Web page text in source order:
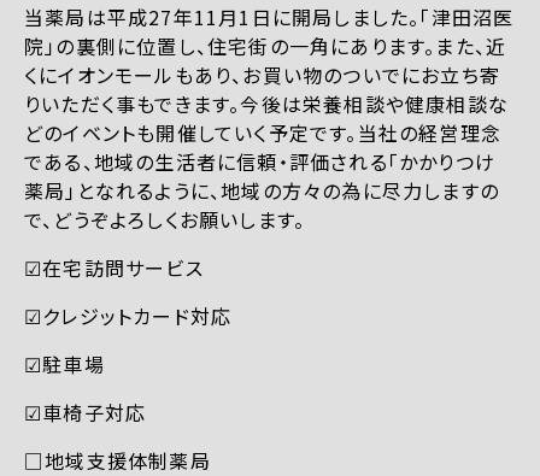
当薬局は平成27年11月1日に開局しました。「津田沼医
院」の裏側に位置し、住宅街の一角にあります。また、近
くにイオンモールもあり、お買い物のついでにお立ち寄
りいただく事もできます。今後は栄養相談や健康相談な
どのイベントも開催していく予定です。当社の経営理念
である、地域の生活者に信頼・評価される「かかりつけ
薬局」となれるように、地域の方々の為に尽力しますの
で、どうぞよろしくお願いします。
☑︎在宅訪問サービス
☑︎クレジットカード対応
☑︎駐車場
☑︎車椅子対応
□地域支援体制薬局